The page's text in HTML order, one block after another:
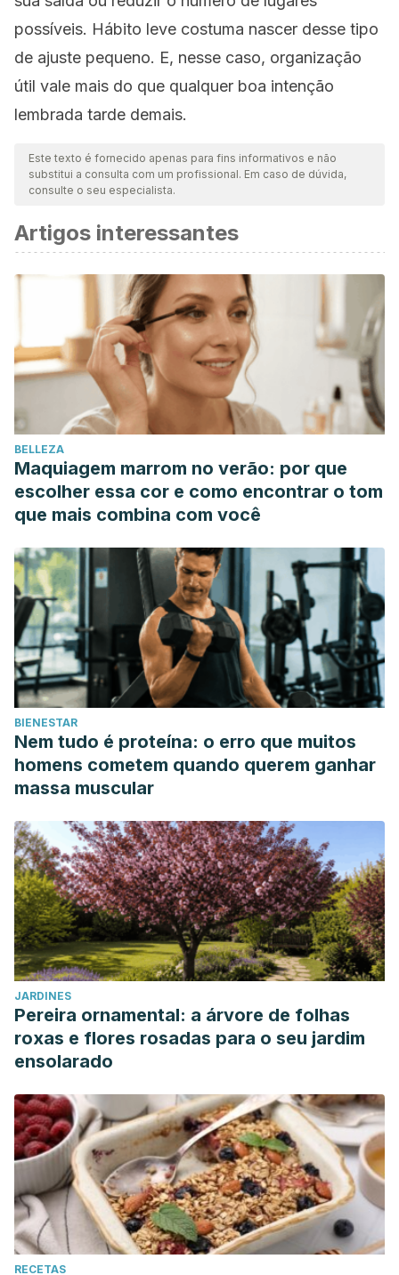
possíveis. Hábito leve costuma nascer desse tipo
de ajuste pequeno. E, nesse caso, organização
útil vale mais do que qualquer boa intenção
lembrada tarde demais.
Este texto é fornecido apenas para fins informativos e não
substitui a consulta com um profissional. Em caso de dúvida,
consulte o seu especialista.
Artigos interessantes
BELLEZA
Maquiagem marrom no verão: por que
escolher essa cor e como encontrar o tom
que mais combina com você
BIENESTAR
Nem tudo é proteína: o erro que muitos
homens cometem quando querem ganhar
massa muscular
JARDINES
Pereira ornamental: a árvore de folhas
roxas e flores rosadas para o seu jardim
ensolarado
RECETAS